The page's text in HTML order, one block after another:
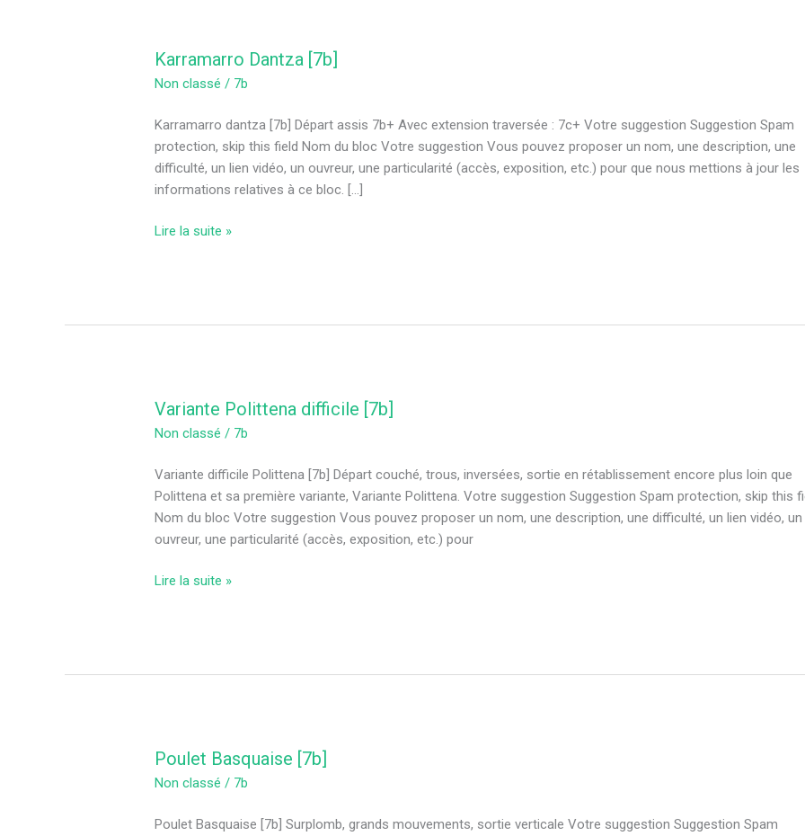
Karramarro Dantza [7b]
Non classé / 7b
Karramarro dantza [7b] Départ assis 7b+ Avec extension traversée : 7c+ Votre suggestion Suggestion Spam
protection, skip this field Nom du bloc Votre suggestion Vous pouvez proposer un nom, une description, une
difficulté, un lien vidéo, un ouvreur, une particularité (accès, exposition, etc.) pour que nous mettions à jour les
informations relatives à ce bloc. […]
Karramarro
Dantza
Lire la suite »
Variante Polittena difficile [7b]
Non classé / 7b
Variante difficile Polittena [7b] Départ couché, trous, inversées, sortie en rétablissement encore plus loin que
Polittena et sa première variante, Variante Polittena. Votre suggestion Suggestion Spam protection, skip this
Nom du bloc Votre suggestion Vous pouvez proposer un nom, une description, une difficulté, un lien vidéo, un
ouvreur, une particularité (accès, exposition, etc.) pour
Variante
Polittena
[7b]
Lire la suite »
Poulet Basquaise [7b]
Non classé / 7b
Poulet Basquaise [7b] Surplomb, grands mouvements, sortie verticale Votre suggestion Suggestion Spam
Poulet
Basquaise